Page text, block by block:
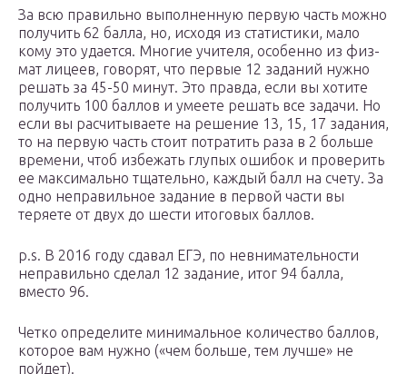
За всю правильно выполненную первую часть можно
получить 62 балла, но, исходя из статистики, мало
кому это удается. Многие учителя, особенно из физ-
мат лицеев, говорят, что первые 12 заданий нужно
решать за 45-50 минут. Это правда, если вы хотите
получить 100 баллов и умеете решать все задачи. Но
если вы расчитываете на решение 13, 15, 17 задания,
то на первую часть стоит потратить раза в 2 больше
времени, чтоб избежать глупых ошибок и проверить
ее максимально тщательно, каждый балл на счету. За
одно неправильное задание в первой части вы
теряете от двух до шести итоговых баллов.
p.s. В 2016 году сдавал ЕГЭ, по невнимательности
неправильно сделал 12 задание, итог 94 балла,
вместо 96.
Четко определите минимальное количество баллов,
которое вам нужно («чем больше, тем лучше» не
пойдет).